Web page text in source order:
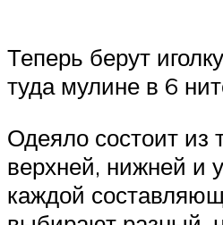
Теперь берут
туда мулине в 6
Одеяло состоит из
верхней, нижней и
каждой